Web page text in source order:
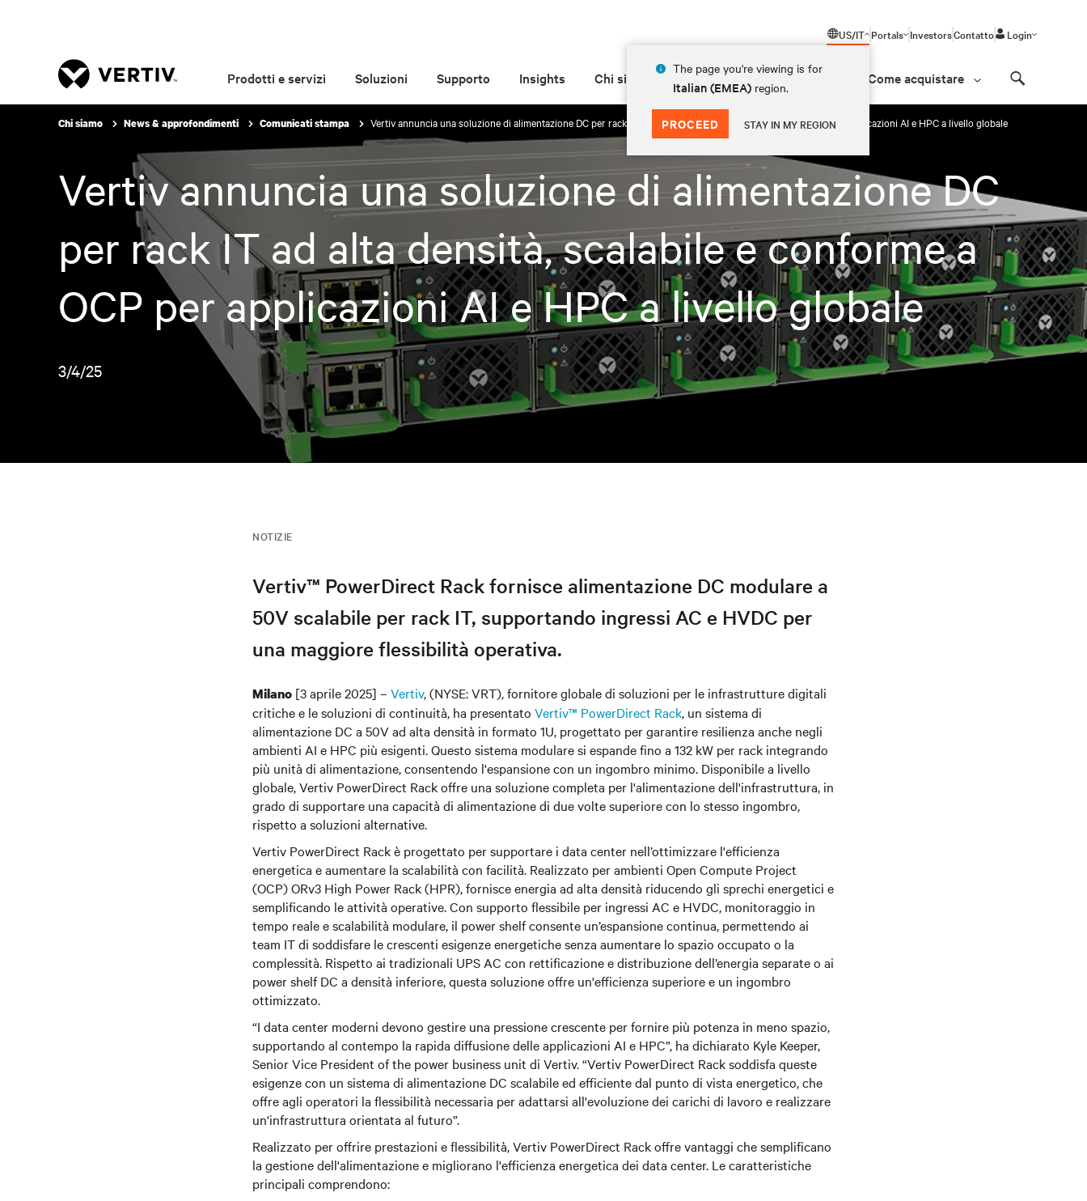
US/IT
The page you're viewing is for
Italian (EMEA) region.
PROCEED STAY IN MY REGION
Portals InvestorsContatto Login
Prodotti e servizi Soluzioni Supporto Insights Chi siamo Come acquistare
Chi siamo News & approfondimenti Comunicati stampa Vertiv annuncia una soluzione di alimentazione DC per rack IT ad alta densità, scalabile e conforme a OCP per applicazioni AI e HPC a livello globale
Vertiv annuncia una soluzione di alimentazione DC
per rack IT ad alta densità, scalabile e conforme a
OCP per applicazioni AI e HPC a livello globale
3/4/25
NOTIZIE
Vertiv™ PowerDirect Rack fornisce alimentazione DC modulare a
50V scalabile per rack IT, supportando ingressi AC e HVDC per
una maggiore flessibilità operativa.
Milano [3 aprile 2025] – Vertiv, (NYSE: VRT), fornitore globale di soluzioni per le infrastrutture digitali
critiche e le soluzioni di continuità, ha presentato Vertiv™ PowerDirect Rack, un sistema di
alimentazione DC a 50V ad alta densità in formato 1U, progettato per garantire resilienza anche negli
ambienti AI e HPC più esigenti. Questo sistema modulare si espande fino a 132 kW per rack integrando
più unità di alimentazione, consentendo l'espansione con un ingombro minimo. Disponibile a livello
globale, Vertiv PowerDirect Rack offre una soluzione completa per l'alimentazione dell'infrastruttura, in
grado di supportare una capacità di alimentazione di due volte superiore con lo stesso ingombro,
rispetto a soluzioni alternative.
Vertiv PowerDirect Rack è progettato per supportare i data center nell’ottimizzare l'efficienza
energetica e aumentare la scalabilità con facilità. Realizzato per ambienti Open Compute Project
(OCP) ORv3 High Power Rack (HPR), fornisce energia ad alta densità riducendo gli sprechi energetici e
semplificando le attività operative. Con supporto flessibile per ingressi AC e HVDC, monitoraggio in
tempo reale e scalabilità modulare, il power shelf consente un’espansione continua, permettendo ai
team IT di soddisfare le crescenti esigenze energetiche senza aumentare lo spazio occupato o la
complessità. Rispetto ai tradizionali UPS AC con rettificazione e distribuzione dell’energia separate o ai
power shelf DC a densità inferiore, questa soluzione offre un'efficienza superiore e un ingombro
ottimizzato.
“I data center moderni devono gestire una pressione crescente per fornire più potenza in meno spazio,
supportando al contempo la rapida diffusione delle applicazioni AI e HPC”, ha dichiarato Kyle Keeper,
Senior Vice President of the power business unit di Vertiv. “Vertiv PowerDirect Rack soddisfa queste
esigenze con un sistema di alimentazione DC scalabile ed efficiente dal punto di vista energetico, che
offre agli operatori la flessibilità necessaria per adattarsi all'evoluzione dei carichi di lavoro e realizzare
un'infrastruttura orientata al futuro”.
Realizzato per offrire prestazioni e flessibilità, Vertiv PowerDirect Rack offre vantaggi che semplificano
la gestione dell'alimentazione e migliorano l'efficienza energetica dei data center. Le caratteristiche
principali comprendono: